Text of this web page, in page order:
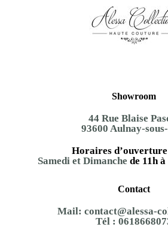
Showroom
44 Rue Blaise
93600 Aulnay-
Horaires
Samedi et Dimanche de 11h
Contact
Mail: contact@alessa-
Tél :